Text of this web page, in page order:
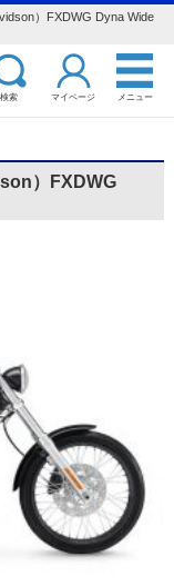
）FXDWG Dyna Wide
検索 マイページ メニュー
）FXDWG